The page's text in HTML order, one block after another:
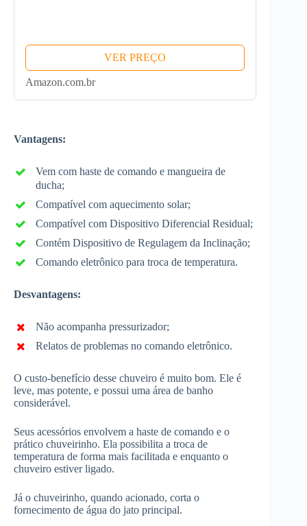
VER PREÇO
Amazon.com.br
Vantagens:
Vem com haste de comando e mangueira de
ducha;
Compatível com aquecimento solar;
Compatível com Dispositivo Diferencial Residual;
Contém Dispositivo de Regulagem da Inclinação;
Comando eletrônico para troca de temperatura.
Desvantagens:
Não acompanha pressurizador;
Relatos de problemas no comando eletrônico.
O custo-benefício desse chuveiro é muito bom. Ele é
leve, mas potente, e possui uma área de banho
considerável.
Seus acessórios envolvem a haste de comando e o
prático chuveirinho. Ela possibilita a troca de
temperatura de forma mais facilitada e enquanto o
chuveiro estiver ligado.
Já o chuveirinho, quando acionado, corta o
fornecimento de água do jato principal.